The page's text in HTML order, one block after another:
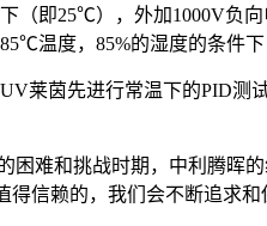
（即25℃），外加1000V负
温度，85%的湿度的条件下
莱茵先进行常温下的PID
困难和挑战时期，中利腾晖
信赖的，我们会不断追求